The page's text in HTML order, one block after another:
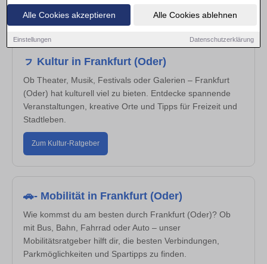
Alle Cookies akzeptieren Alle Cookies ablehnen
Einstellungen Datenschutzerklärung
Frankfurt (Oder) gut zu orientieren, den Alltag zu erleichtern und
neue Chancen zu entdecken.
ㇷ Kultur in Frankfurt (Oder)
Ob Theater, Musik, Festivals oder Galerien – Frankfurt
(Oder) hat kulturell viel zu bieten. Entdecke spannende
Veranstaltungen, kreative Orte und Tipps für Freizeit und
Stadtleben.
Zum Kultur-Ratgeber
🚗- Mobilität in Frankfurt (Oder)
Wie kommst du am besten durch Frankfurt (Oder)? Ob
mit Bus, Bahn, Fahrrad oder Auto – unser
Mobilitätsratgeber hilft dir, die besten Verbindungen,
Parkmöglichkeiten und Spartipps zu finden.